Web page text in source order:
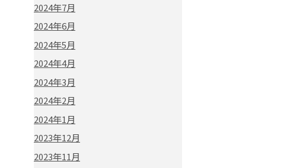
2024年7月
2024年6月
2024年5月
2024年4月
2024年3月
2024年2月
2024年1月
2023年12月
2023年11月